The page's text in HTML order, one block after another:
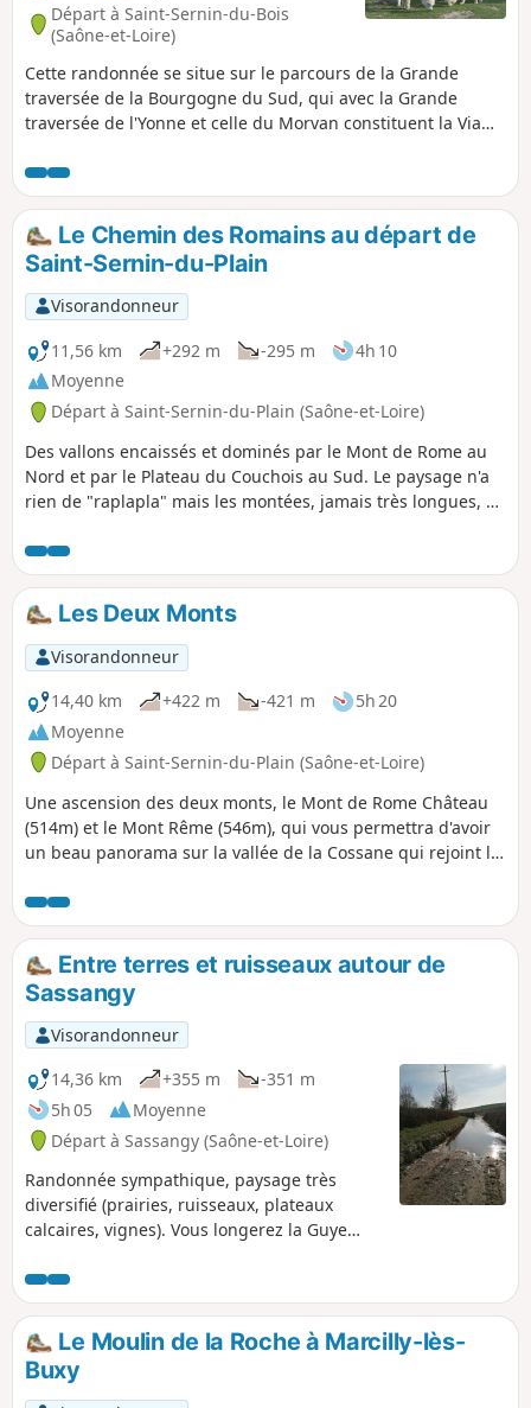
Départ à Saint-Sernin-du-Bois
(Saône-et-Loire)
Cette randonnée se situe sur le parcours de la Grande
traversée de la Bourgogne du Sud, qui avec la Grande
traversée de l'Yonne et celle du Morvan constituent la Via
Yonne à Macon permet de découvrir la Bourgogne Éternelle
s'étend sur presque 500 km. Vous pouvez le découvrir sur le
site. Le Chemin des Romains au départ de
Saint-Sernin-du-Plain
Visorandonneur
11,56 km
+292 m -295 m
4h 10
Moyenne
Départ à Saint-Sernin-du-Plain (Saône-et-Loire)
Des vallons encaissés et dominés par le Mont de Rome au
Nord et par le Plateau du Couchois au Sud. Le paysage n'a
rien de "raplapla" mais les montées, jamais très longues, ne
son après-midi.
Les Deux Monts
Visorandonneur
14,40 km
+422 m -421 m
5h 20
Moyenne
Départ à Saint-Sernin-du-Plain (Saône-et-Loire)
Une ascension des deux monts, le Mont de Rome Château
(514m) et le Mont Rême (546m), qui vous permettra d'avoir
un beau panorama sur la vallée de la Cossane qui rejoint la
Entre terres et ruisseaux autour de
Sassangy
Visorandonneur
14,36 km
+355 m
-351 m
5h 05
Moyenne
Départ à Sassangy (Saône-et-Loire)
Randonnée sympathique, paysage très
diversifié (prairies, ruisseaux, plateaux
calcaires, vignes). Vous longerez la Guye
vers Montagny-lès-Buxy avec un retour par
le Mont Brogny après avoir traversé le
village de Bissey-sous-Cruchaud. À faire
plutôt sur la période de septembre à mai
pour éviter les grosses chaleurs, très peu
Le Moulin de la Roche à Marcilly-lès-
Buxy